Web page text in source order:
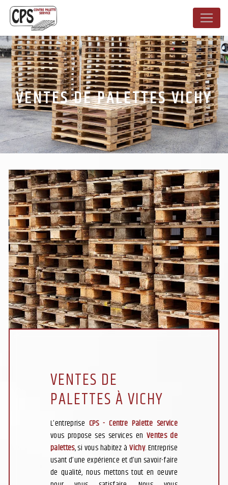
VENTES DE PALETTES VICHY
VENTES DE
PALETTES À VICHY
L’entreprise CPS - Centre Palette Service
vous propose ses services en Ventes de
palettes, si vous habitez àVichy. Entreprise
usant d’une expérience et d’un savoir-faire
de qualité, nous mettons tout en oeuvre
Panneau de gestion des cookies